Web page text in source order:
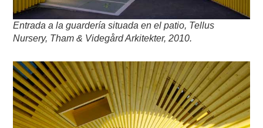
Entrada a la guardería situada en el patio, Tellus
Nursery, Tham & Videgård Arkitekter, 2010.